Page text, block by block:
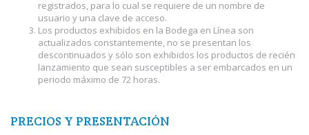
registrados, para lo cual se requiere de un nombre de
usuario y una clave de acceso.
Los productos exhibidos en la Bodega en Línea son
actualizados constantemente, no se presentan los
descontinuados y sólo son exhibidos los productos de recién
lanzamiento que sean susceptibles a ser embarcados en un
periodo máximo de 72 horas.
PRECIOS Y PRESENTACIÓN